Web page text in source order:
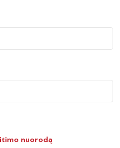
nuorodą